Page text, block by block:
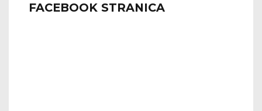
FACEBOOK STRANICA